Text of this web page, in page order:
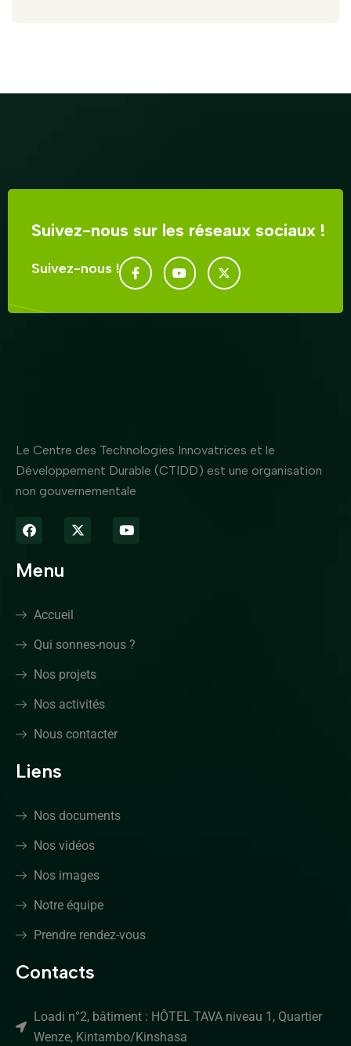
Suivez-nous sur les réseaux sociaux !
Suivez-nous !
Le Centre des Technologies Innovatrices et le
Développement Durable (CTIDD) est une organisation
non gouvernementale
Menu
Accueil
Qui sonnes-nous ?
Nos projets
Nos activités
Nous contacter
Liens
Nos documents
Nos vidéos
Nos images
Notre équipe
Prendre rendez-vous
Contacts
Loadi n°2, bâtiment : HÔTEL TAVA niveau 1, Quartier
Wenze, Kintambo/Kinshasa